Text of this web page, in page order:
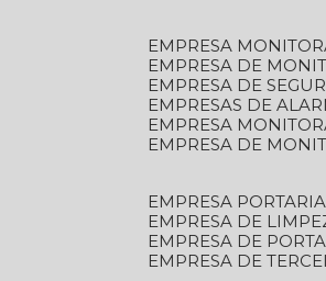
EMPRESA
EMPRESA DE
EMPRESA DE
EMPRESAS DE
EMPRESA
EMPRESA DE
EMPRESA
EMPRESA DE
EMPRESA DE
EMPRESA DE